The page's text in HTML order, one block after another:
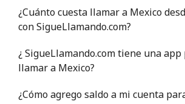
¿Cuánto cuesta llamar a Mexico
con SigueLlamando.com?
¿ SigueLlamando.com tiene una app
llamar a Mexico?
¿Cómo agrego saldo a mi cuenta